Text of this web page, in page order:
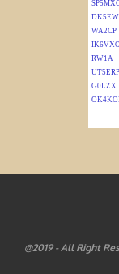
@2019 - All Right